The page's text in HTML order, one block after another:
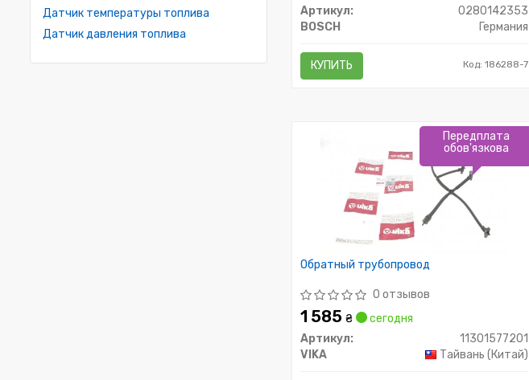
Датчик температуры топлива
Датчик давления топлива
Артикул:
0280142353
BOSCH
Германия
КУПИТЬ Код: 186288-7
Обратный трубопровод
0 отзывов
1 585 ₴
сегодня
Артикул:
11301577201
VIKA
Тайвань (Китай)
Передплата
обов'язкова